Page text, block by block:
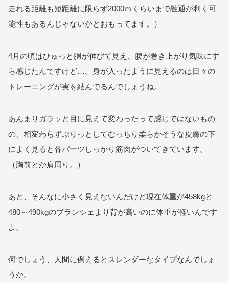
走れる距離も短距離に限らず2000ｍくらいまで融通が利く可
能性もあるんじゃないかとおもってます。）
4月の頃はひゅっと胴が伸びて見え、腹が巻き上がり気味にす
ら感じたんですけど…。身が入ったように見えるのは日々の
トレーニングが実を結んでるんでしょうね。
あんまりガラッと目に見えて変わったって感じではないもの
の、相変わらずぷりっとしてむっちり柔らかそうな皮膚の下
によく見ると各パーツしっかり筋肉がついてきています。
（胸前とか肩周り。）
あと、そんなに小さく見えないんだけど現在体重が458kgと
480～490kgのブランシェより背が高いのに体重が軽いんです
よ。
何でしょう、人間に例えるとスレンダーなタイプなんでしょ
うか。